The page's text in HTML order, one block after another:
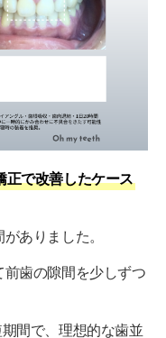
正で改善したケース
ありました。
歯の隙間を少しずつ
間で、理想的な歯並